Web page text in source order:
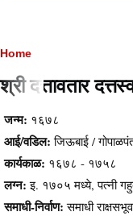
Breadcrumb
Home
श्री दत्तावतार
Content
जन्म: १६७८
आई/वडिल: जिऊबाई /
कार्यकाळ: १६७८ - १७५८
लग्न: इ. १७०५ मध्ये, पत्नी
समाधी-निर्वाण:समाधी